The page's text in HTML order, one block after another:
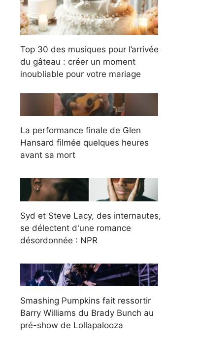
Top 30 des musiques pour l’arrivée
du gâteau : créer un moment
inoubliable pour votre mariage
La performance finale de Glen
Hansard filmée quelques heures
avant sa mort
Syd et Steve Lacy, des internautes,
se délectent d'une romance
désordonnée : NPR
Smashing Pumpkins fait ressortir
Barry Williams du Brady Bunch au
pré-show de Lollapalooza